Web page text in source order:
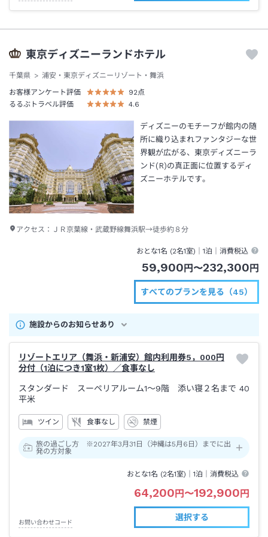
東京ディズニーランドホテル
千葉県
浦安・東京ディズニーリゾート・舞浜
お客様アンケート評価
92点
るるぶトラベル評価
4.6
ディズニーのモチーフが館内の随
所に織り込まれファンタジーな世
界観が広がる、東京ディズニーラ
ンド(R)の真正面に位置するディ
ズニーホテルです。
アクセス： ＪＲ京葉線・武蔵野線舞浜駅→徒歩約８分
おとな1名 (2名1室)｜1泊 ｜消費税込
59,900円〜232,300円
すべてのプランを見る（45）
施設からのお知らせあり
リゾートエリア（舞浜・新浦安）館内利用券5，000円
分付（1泊につき1室1枚）／食事なし
スタンダード スーペリアルーム1～9階 添い寝２名まで 40
平米
ツイン 食事なし 禁煙
旅の過ごし方 ※2027年3月31日（沖縄は5月6日）までに出
発の方対象
おとな1名 (2名1室)｜1泊 ｜消費税込
64,200円〜192,900円
お問い合わせコード
選択する